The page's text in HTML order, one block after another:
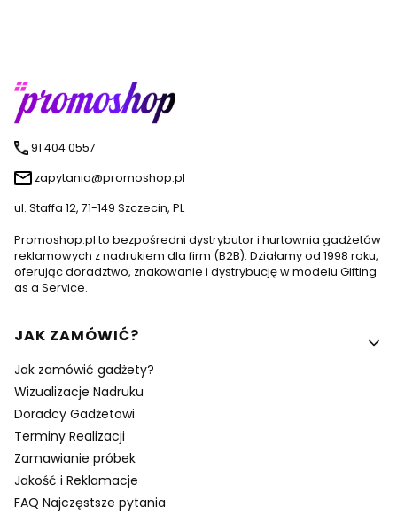
91 404 0557
zapytania@promoshop.pl
ul. Staffa 12, 71-149 Szczecin, PL
Promoshop.pl to bezpośredni dystrybutor i hurtownia gadżetów
reklamowych z nadrukiem dla firm (B2B). Działamy od 1998 roku,
oferując doradztwo, znakowanie i dystrybucję w modelu Gifting
as a Service.
Linki w stopce
JAK ZAMÓWIĆ?
Jak zamówić gadżety?
Wizualizacje Nadruku
Doradcy Gadżetowi
Terminy Realizacji
Zamawianie próbek
Jakość i Reklamacje
FAQ Najczęstsze pytania